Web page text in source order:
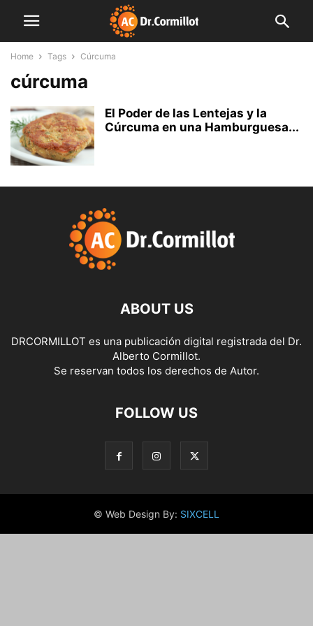
Home Tags Cúrcuma
cúrcuma
El Poder de las Lentejas y la
Cúrcuma en una Hamburguesa...
ABOUT US
DRCORMILLOT es una publicación digital registrada del Dr.
Alberto Cormillot.
Se reservan todos los derechos de Autor.
FOLLOW US
© Web Design By: SIXCELL